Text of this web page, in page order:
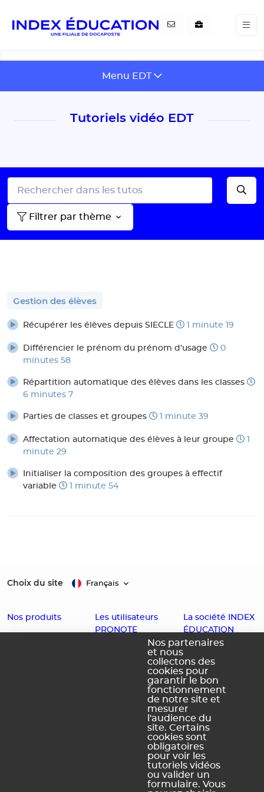
Menu EDT
Tutoriels vidéo EDT
Filtrer par thème
Gestion des élèves
Récupérer les élèves depuis SIECLE 1 minute 19
Différencier le prénom du prénom d'usage
0
minutes 58
Répartition automatique des élèves dans les classes
6 minutes 7
Parties de classes et groupes 1 minute 39
Affectation automatique des élèves à leur groupe
1
minute 29
Initialiser la composition des groupes à effectif
variable
1 minute 54
Choix du site Français
Nos produits
Les utilisateurs
PRONOTE
Enseignants
La société INDEX
ÉDUCATION
Histoire
Offres d'emploi
Contact
Accessibilité :
Partiellement
conforme
Schéma
pluriannuel
d'accessibilité
numérique
Nos partenaires
et nous
collectons des
cookies pour
garantir le bon
fonctionnement
de notre site et
mesurer
l'audience du
site. Certains
cookies sont
obligatoires
pour voir les
tutoriels vidéos
ou valider un
formulaire. Vous